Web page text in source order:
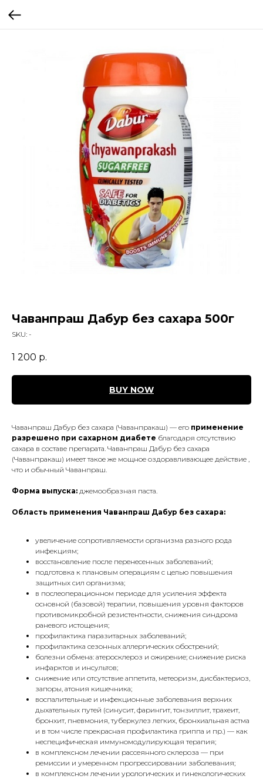
Чаванпраш Дабур без сахара 500г
SKU: -
1 200 р.
BUY NOW
Чаванпраш Дабур без сахара (Чаванпракаш) — его применение
разрешено при сахарном диабете благодаря отсутствию
сахара в составе препарата. Чаванпраш Дабур без сахара
(Чаванпракаш) имеет такое же мощное оздоравливающее действие ,
что и обычный Чаванпраш.
Форма выпуска: джемообразная паста.
Область применения Чаванпраш Дабур без сахара:
увеличение сопротивляемости организма разного рода
инфекциям;
восстановление после перенесенных заболеваний;
подготовка к плановым операциям с целью повышения
защитных сил организма;
в послеоперационном периоде для усиления эффекта
основной (базовой) терапии, повышения уровня факторов
противомикробной резистентности, снижения синдрома
раневого истощения;
профилактика паразитарных заболеваний;
профилактика сезонных аллергических обострений;
болезни обмена: атеросклероз и ожирение; снижение риска
инфарктов и инсультов;
снижение или отсутствие аппетита, метеоризм, дисбактериоз,
запоры, атония кишечника;
воспалительные и инфекционные заболевания верхних
дыхательных путей (синусит, фарингит, тонзиллит, трахеит,
бронхит, пневмония, туберкулез легких, бронхиальная астма
и в том числе прекрасная профилактика гриппа и пр.) — как
неспецифическая иммуномодулирующая терапия;
в комплексном лечении рассеянного склероза — при
ремиссии и умеренном прогрессировании заболевания;
в комплексном лечении урологических и гинекологических